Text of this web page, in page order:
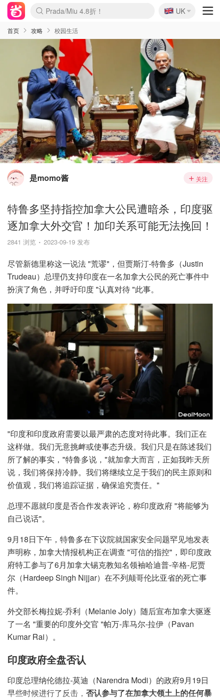
麦卢卡蜂蜜夏促！个位数！
Prada/Miu 4.8折！
啥？必胜客披萨5折！
🇬🇧
UK
首页 攻略 校园生活
是momo酱 关注
特鲁多坚持指控加拿大公民遭暗杀，印度驱
逐加拿大外交官！加印关系可能无法挽回！
2841 浏览 2023-09-19 发布
尽管新德里称这一说法 "荒谬"，但贾斯汀-特鲁多（Justin
Trudeau）总理仍支持印度在一名加拿大公民的死亡事件中
扮演了角色，并呼吁印度 "认真对待 "此事。
"印度和印度政府需要以最严肃的态度对待此事。我们正在
这样做。我们无意挑衅或使事态升级。我们只是在陈述我们
所了解的事实，"特鲁多说，"就加拿大而言，正如我昨天所
说，我们将保持冷静。我们将继续立足于我们的民主原则和
价值观，我们将追踪证据，确保追究责任。"
总理不愿就印度是否合作发表评论，称印度政府 "将能够为
自己说话"。
9月18日下午，特鲁多在下议院就国家安全问题罕见地发表
声明称，加拿大情报机构正在调查 "可信的指控"，即印度政
府特工参与了6月加拿大锡克教知名领袖哈迪普-辛格-尼贾
尔（Hardeep Singh Nijjar）在不列颠哥伦比亚省的死亡事
件。
外交部长梅拉妮-乔利（Melanie Joly）随后宣布加拿大驱逐
了一名 "重要的印度外交官 "帕万-库马尔-拉伊（Pavan
Kumar Rai）。
印度政府全盘否认
印度总理纳伦德拉-莫迪（Narendra Modi）的政府9月19日
早些时候进行了反击， 否认参与了在加拿大领土上的任何暴